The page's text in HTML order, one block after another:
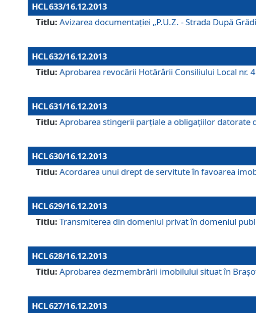
HCL 633/16.12.2013
Titlu: Avizarea documentaţiei „P.U.Z. - Strada După
HCL 632/16.12.2013
Titlu: Aprobarea revocării Hotărârii Consiliului Local nr.
HCL 631/16.12.2013
Titlu: Aprobarea stingerii parţiale a obligaţiilor datorate
HCL 630/16.12.2013
Titlu: Acordarea unui drept de servitute în favoarea
HCL 629/16.12.2013
Titlu: Transmiterea din domeniul privat în domeniul
HCL 628/16.12.2013
Titlu: Aprobarea dezmembrării imobilului situat în
HCL 627/16.12.2013